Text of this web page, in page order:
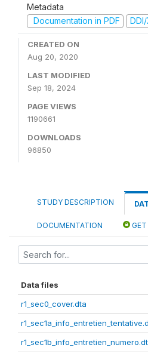
Metadata
Documentation in PDF
CREATED ON
Aug 20, 2020
LAST MODIFIED
Sep 18, 2024
PAGE VIEWS
1190661
DOWNLOADS
96850
STUDY DESCRIPTION
DOCUMENTATION
Data files
r1_sec0_cover.dta